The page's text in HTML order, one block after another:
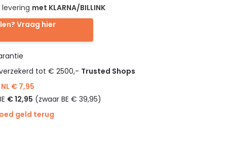
met KLARNA/BILLINK
Vraag hier
tot € 2500,- Trusted Shops
€ 7,95
€ 12,95 (zwaar BE € 39,95)
geld terug